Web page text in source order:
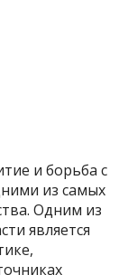
и борьба с
из самых
Одним из
является